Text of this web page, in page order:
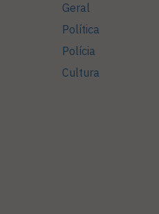
Geral
Política
Polícia
Cultura